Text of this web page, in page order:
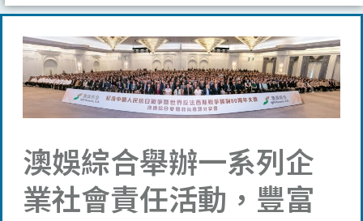
澳娛綜合舉辦一系列企
業社會責任活動，豐富